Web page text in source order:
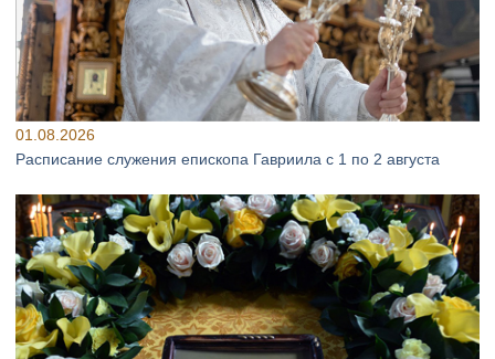
01.08.2026
Расписание служения епископа Гавриила с 1 по 2 августа